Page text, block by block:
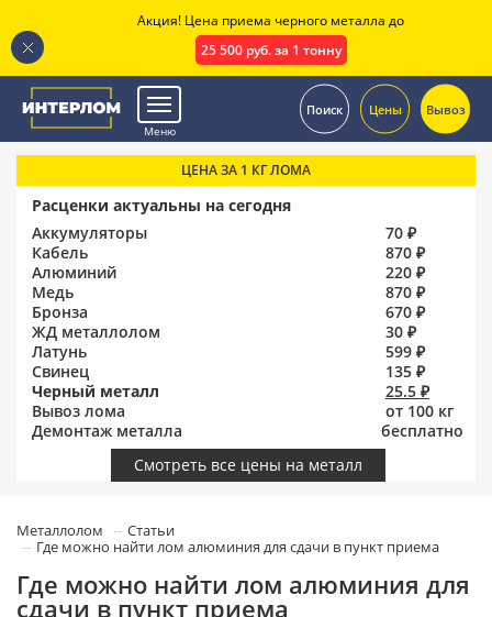
Меню
Поиск Цены Вывоз
ЦЕНА ЗА 1 КГ ЛОМА
Расценки актуальны на сегодня
Аккумуляторы
70 ₽
Кабель
870 ₽
Алюминий
220 ₽
Медь
870 ₽
Бронза
670 ₽
ЖД металлолом
30 ₽
Латунь
599 ₽
Свинец
135 ₽
Черный металл
25.5 ₽
Вывоз лома
от 100 кг
Демонтаж металла
бесплатно
Смотреть все цены на металл
Металлолом
Статьи
Где можно найти лом алюминия для сдачи в пункт приема
Где можно найти лом алюминия для
сдачи в пункт приема
Акция! Цена приема черного металла до
25 500 руб. за 1 тонну
.